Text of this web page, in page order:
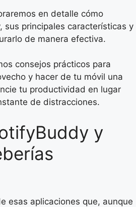
en detalle cómo
sus principales características y
de manera efectiva.
consejos prácticos para
y hacer de tu móvil una
tu productividad en lugar
de distracciones.
y
esas aplicaciones que, aunque